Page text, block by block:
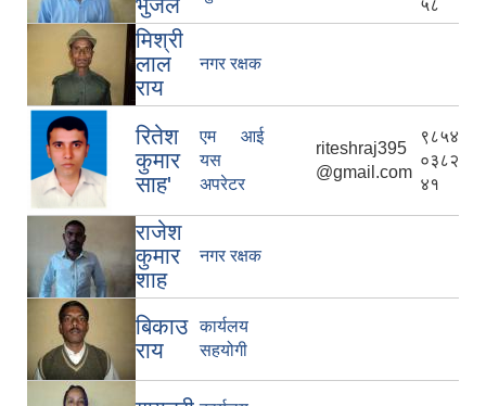
भुजेल
५८
मिश्री
लाल
राय
नगर रक्षक
रितेश
कुमार
साह'
एम आई
यस
अपरेटर
riteshraj395
@gmail.com
९८५४
०३८२
४१
राजेश
कुमार
शाह
नगर रक्षक
बिकाउ
राय
कार्यलय
सहयोगी